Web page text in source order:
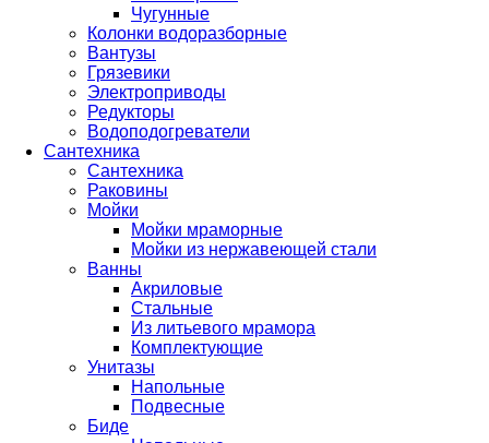
Чугунные
Колонки водоразборные
Вантузы
Грязевики
Электроприводы
Редукторы
Водоподогреватели
Сантехника
Сантехника
Раковины
Мойки
Мойки мраморные
Мойки из нержавеющей стали
Ванны
Акриловые
Стальные
Из литьевого мрамора
Комплектующие
Унитазы
Напольные
Подвесные
Биде